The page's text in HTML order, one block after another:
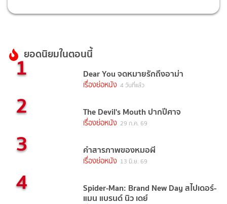
ยอดนิยมในตอนนี้
1 Dear You จดหมายรักถึงอาม่า
เรื่องย่อหนัง 4 วันที่แล้ว
2 The Devil's Mouth ปากปีศาจ
เรื่องย่อหนัง 29 ก.ค. 69
3 คำสารภาพของหมอผี
เรื่องย่อหนัง 13 มิ.ย. 69
4 Spider-Man: Brand New Day สไปเดอร์-
แมน แบรนด์ นิว เดย์